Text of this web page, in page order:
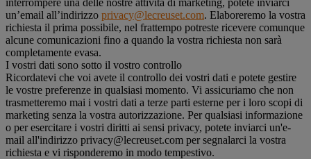
un’email all’indirizzo privacy@lecreuset.com. Elaboreremo la vostra
richiesta il prima possibile, nel frattempo potreste ricevere comunque
alcune comunicazioni fino a quando la vostra richiesta non sarà
completamente evasa.
I vostri dati sono sotto il vostro controllo
Ricordatevi che voi avete il controllo dei vostri dati e potete gestire
le vostre preferenze in qualsiasi momento. Vi assicuriamo che non
trasmetteremo mai i vostri dati a terze parti esterne per i loro scopi di
marketing senza la vostra autorizzazione. Per qualsiasi informazione
o per esercitare i vostri diritti ai sensi privacy, potete inviarci un'e-
mail all'indirizzo privacy@lecreuset.com per segnalarci la vostra
richiesta e vi risponderemo in modo tempestivo.